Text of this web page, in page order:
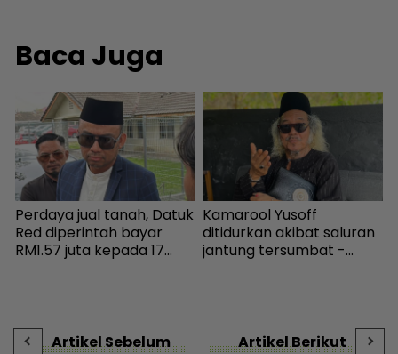
Baca Juga
Perdaya jual tanah, Datuk
Red diperintah bayar
RM1.57 juta kepada 17
Kamarool Yusoff
ditidurkan akibat saluran
jantung tersumbat -
Artikel Sebelum
Artikel Berikut